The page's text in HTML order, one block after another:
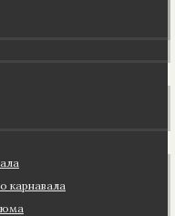
карнавала